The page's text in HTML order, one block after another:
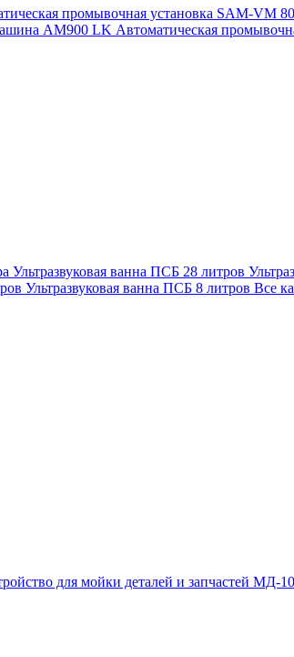
промывочная установка SAM-VM 80
AM900 LK Автоматическая
Ультразвуковая ванна ПСБ 28 литров
Ультразвуковая ванна ПСБ 8 литров Все
для мойки деталей и запчастей МД-